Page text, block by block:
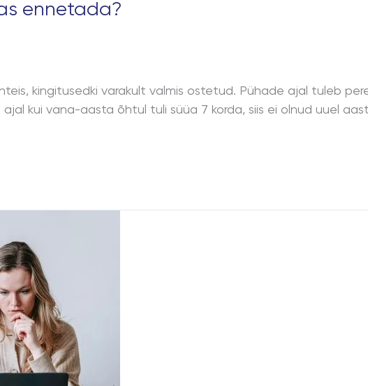
ennetada?
kingitusedki varakult valmis ostetud. Pühade ajal tuleb
kui vana-aasta õhtul tuli süüa 7 korda, siis ei olnud uuel